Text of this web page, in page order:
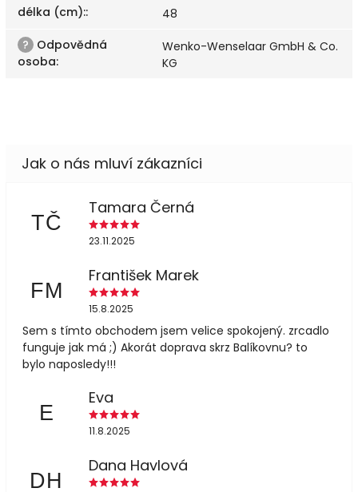
délka (cm)::
48
? Odpovědná
osoba:
Wenko-Wenselaar GmbH & Co.
KG
TČ
Tamara Černá
23.11.2025
FM
František Marek
15.8.2025
Sem s tímto obchodem jsem velice spokojený. zrcadlo
funguje jak má ;) Akorát doprava skrz Balíkovnu? to
bylo naposledy!!!
E
Eva
11.8.2025
DH
Dana Havlová